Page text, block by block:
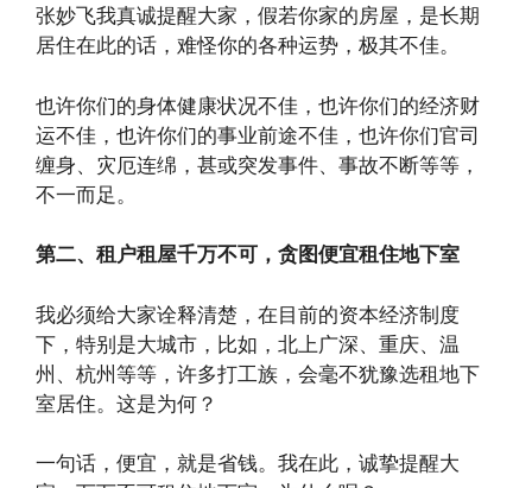
张妙飞我真诚提醒大家，假若你家的房屋，是长期
居住在此的话，难怪你的各种运势，极其不佳。
也许你们的身体健康状况不佳，也许你们的经济财
运不佳，也许你们的事业前途不佳，也许你们官司
缠身、灾厄连绵，甚或突发事件、事故不断等等，
不一而足。
第二、租户租屋千万不可，贪图便宜租住地下室
我必须给大家诠释清楚，在目前的资本经济制度
下，特别是大城市，比如，北上广深、重庆、温
州、杭州等等，许多打工族，会毫不犹豫选租地下
室居住。这是为何？
一句话，便宜，就是省钱。我在此，诚挚提醒大